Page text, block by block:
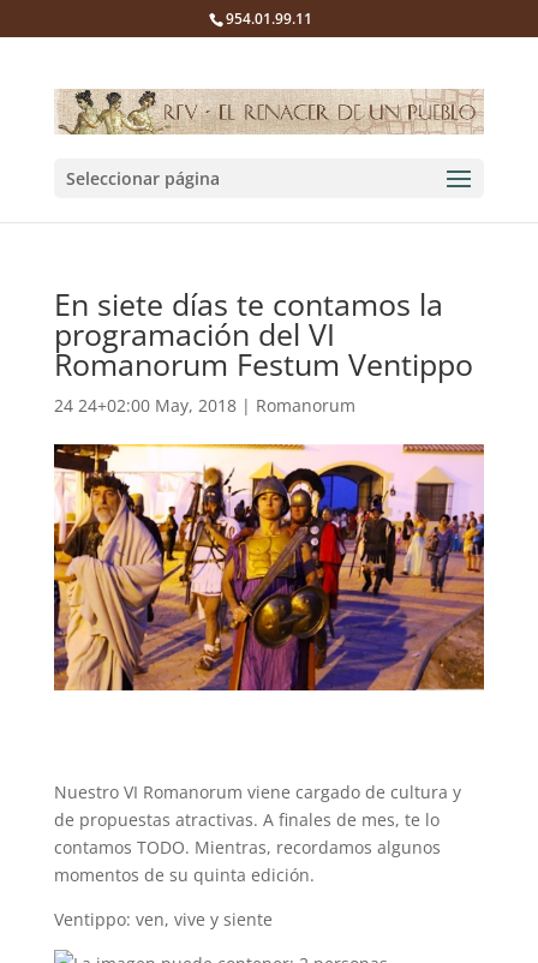
954.01.99.11
Seleccionar página
En siete días te contamos la
programación del VI
Romanorum Festum Ventippo
24 24+02:00 May, 2018| Romanorum
Nuestro VI Romanorum viene cargado de cultura y
de propuestas atractivas. A finales de mes, te lo
contamos TODO. Mientras, recordamos algunos
momentos de su quinta edición.
Ventippo: ven, vive y siente